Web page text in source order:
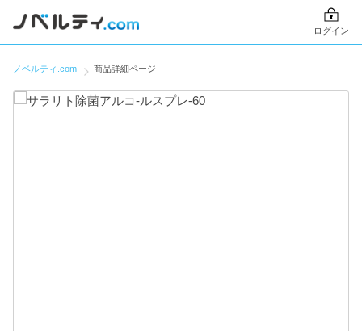
ログイン
ノベルティ.com 商品詳細ページ